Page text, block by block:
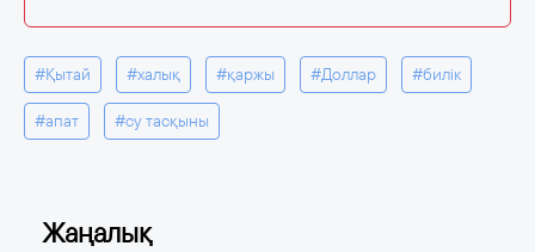
#Қытай #халық #қаржы #Доллар #билік
#апат #су тасқыны
Жаңалық